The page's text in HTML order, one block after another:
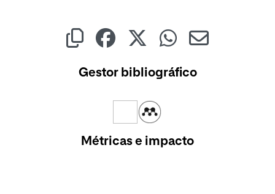
Gestor bibliográfico
Métricas e impacto